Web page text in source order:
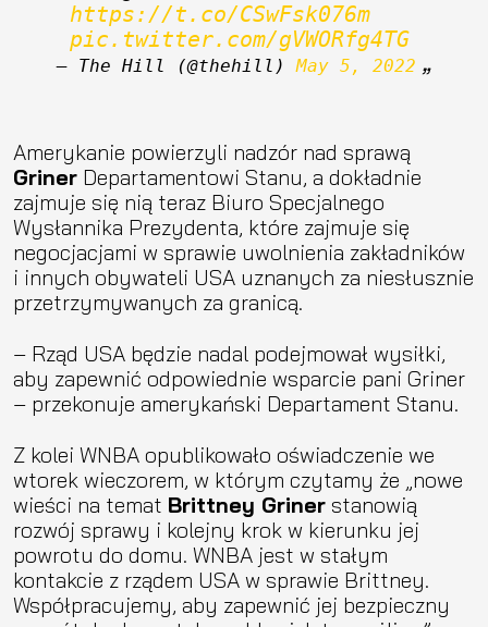
https://t.co/CSwFsk076m
pic.twitter.com/gVWORfg4TG
— The Hill (@thehill) May 5, 2022
Amerykanie powierzyli nadzór nad sprawą
Griner Departamentowi Stanu, a dokładnie
zajmuje się nią teraz Biuro Specjalnego
Wysłannika Prezydenta, które zajmuje się
negocjacjami w sprawie uwolnienia zakładników
i innych obywateli USA uznanych za niesłusznie
przetrzymywanych za granicą.
– Rząd USA będzie nadal podejmował wysiłki,
aby zapewnić odpowiednie wsparcie pani Griner
– przekonuje amerykański Departament Stanu.
Z kolei WNBA opublikowało oświadczenie we
wtorek wieczorem, w którym czytamy że „nowe
wieści na temat Brittney Griner stanowią
rozwój sprawy i kolejny krok w kierunku jej
powrotu do domu. WNBA jest w stałym
kontakcie z rządem USA w sprawie Brittney.
Współpracujemy, aby zapewnić jej bezpieczny